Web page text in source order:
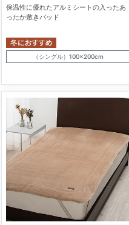
保温性に優れたアルミシートの入ったあ
ったか敷きパッド
（シングル）100×200cm